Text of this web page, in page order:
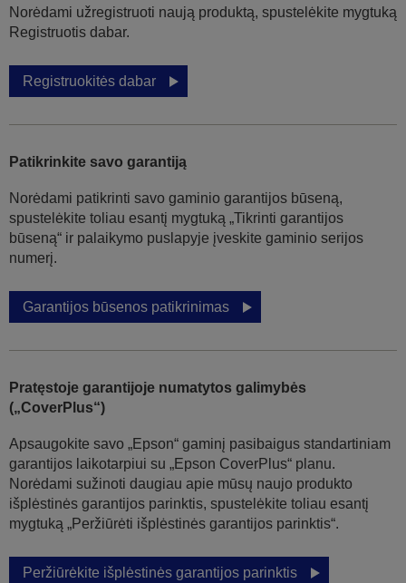
Norėdami užregistruoti naują produktą, spustelėkite mygtuką
Registruotis dabar.
Registruokitės dabar
Patikrinkite savo garantiją
Norėdami patikrinti savo gaminio garantijos būseną,
spustelėkite toliau esantį mygtuką „Tikrinti garantijos
būseną“ ir palaikymo puslapyje įveskite gaminio serijos
numerį.
Garantijos būsenos patikrinimas
Pratęstoje garantijoje numatytos galimybės
(„CoverPlus“)
Apsaugokite savo „Epson“ gaminį pasibaigus standartiniam
garantijos laikotarpiui su „Epson CoverPlus“ planu.
Norėdami sužinoti daugiau apie mūsų naujo produkto
išplėstinės garantijos parinktis, spustelėkite toliau esantį
mygtuką „Peržiūrėti išplėstinės garantijos parinktis“.
Peržiūrėkite išplėstinės garantijos parinktis